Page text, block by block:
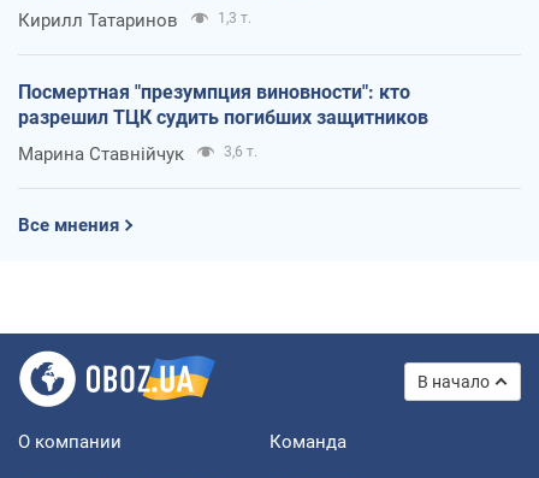
Кирилл Татаринов 1,3 т.
Посмертная "презумпция виновности": кто
разрешил ТЦК судить погибших защитников
Марина Ставнійчук 3,6 т.
Все мнения
В начало
О компании Команда